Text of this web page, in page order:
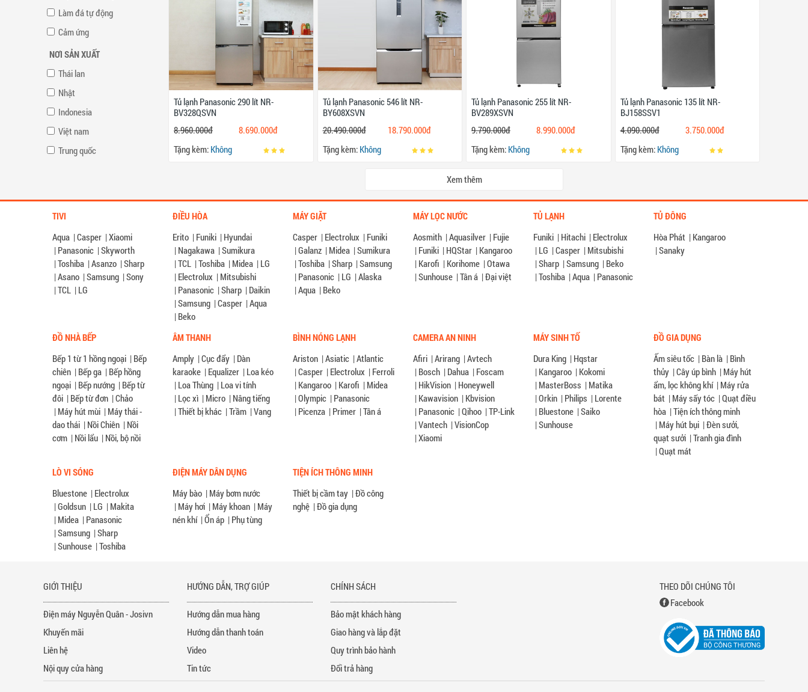
Làm đá tự động
Cảm ứng
NƠI SẢN XUẤT
Thái lan
Nhật
Indonesia
Việt nam
Trung quốc
Tủ lạnh Panasonic 290 lít NR-
BV328QSVN
8.960.000đ
8.690.000đ
Tặng kèm: Không
Tủ lạnh Panasonic 546 lít NR-
BY608XSVN
20.490.000đ
18.790.000đ
Tặng kèm: Không
Tủ lạnh Panasonic 255 lít NR-
BV289XSVN
9.790.000đ
8.990.000đ
Tặng kèm: Không
Tủ lạnh Panasonic 135 lít NR-
BJ158SSV1
4.090.000đ
3.750.000đ
Tặng kèm: Không
Xem thêm
TIVI
Aqua |Casper |Xiaomi
| Panasonic |Skyworth
|Toshiba |Asanzo |Sharp
|Asano |Samsung |Sony
|TCL | LG
ĐIỀU HÒA
Erito | Funiki | Hyundai
| Nagakawa |Sumikura
|TCL |Toshiba | Midea | LG
| Electrolux | Mitsubishi
| Panasonic |Sharp | Daikin
|Samsung |Casper |Aqua
| Beko
MÁY GIẶT
Casper | Electrolux | Funiki
|Galanz | Midea |Sumikura
|Toshiba |Sharp |Samsung
| Panasonic | LG |Alaska
|Aqua | Beko
MÁY LỌC NƯỚC
Aosmith |Aquasilver | Fujie
| Funiki | HQStar | Kangaroo
| Karofi | Korihome |Otawa
|Sunhouse |Tân á |Đại việt
TỦ LẠNH
Funiki | Hitachi | Electrolux
| LG |Casper | Mitsubishi
|Sharp |Samsung | Beko
|Toshiba |Aqua | Panasonic
TỦ ĐÔNG
Hòa Phát | Kangaroo
|Sanaky
ĐỒ NHÀ BẾP
Bếp 1 từ 1 hồng ngoại | Bếp
chiên | Bếp ga | Bếp hồng
ngoại | Bếp nướng | Bếp từ
đôi | Bếp từ đơn |Chảo
| Máy hút mùi | Máy thái -
dao thái | Nồi Chiên | Nồi
cơm | Nồi lẩu | Nồi, bộ nồi
ÂM THANH
Amply |Cục đẩy | Dàn
karaoke | Equalizer | Loa kéo
| Loa Thùng | Loa vi tính
| Lọc xì | Micro | Nâng tiếng
|Thiết bị khác |Trầm |Vang
BÌNH NÓNG LẠNH
Ariston |Asiatic |Atlantic
|Casper | Electrolux | Ferroli
| Kangaroo | Karofi | Midea
|Olympic | Panasonic
| Picenza | Primer |Tân á
CAMERA AN NINH
Afiri |Arirang |Avtech
| Bosch | Dahua | Foscam
| HikVision | Honeywell
| Kawavision | Kbvision
| Panasonic |Qihoo |TP-Link
|Vantech |VisionCop
|Xiaomi
MÁY SINH TỐ
Dura King | Hqstar
| Kangaroo | Kokomi
| MasterBoss | Matika
|Orkin | Philips | Lorente
| Bluestone |Saiko
|Sunhouse
ĐỒ GIA DỤNG
Ấm siêu tốc | Bàn là | Bình
thủy |Cây úp bình | Máy hút
ẩm, lọc không khí | Máy rửa
bát | Máy sấy tóc |Quạt điều
hòa |Tiện ích thông minh
| Máy hút bụi |Đèn sưởi,
quạt sưởi |Tranh gia đình
|Quạt mát
LÒ VI SÓNG
Bluestone | Electrolux
|Goldsun | LG | Makita
| Midea | Panasonic
|Samsung |Sharp
|Sunhouse |Toshiba
ĐIỆN MÁY DÂN DỤNG
Máy bào | Máy bơm nước
| Máy hơi | Máy khoan | Máy
nén khí |Ổn áp | Phụ tùng
TIỆN ÍCH THÔNG MINH
Thiết bị cầm tay |Đồ công
nghệ |Đồ gia dụng
GIỚI THIỆU
Điện máy Nguyễn Quân - Josivn
Khuyến mãi
Liên hệ
Nội quy cửa hàng
HƯỚNG DẪN, TRỢ GIÚP
Hướng dẫn mua hàng
Hướng dẫn thanh toán
Video
Tin tức
CHÍNH SÁCH
Bảo mật khách hàng
Giao hàng và lắp đặt
Quy trình bảo hành
Đổi trả hàng
THEO DÕI CHÚNG TÔI
Facebook